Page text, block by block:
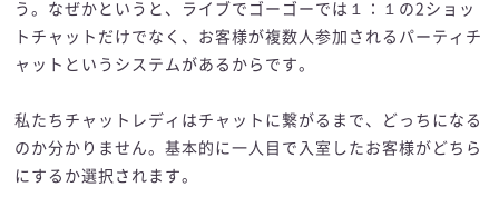
う。なぜかというと、ライブでゴーゴーでは１：１の2ショッ
トチャットだけでなく、お客様が複数人参加されるパーティチ
ャットというシステムがあるからです。
私たちチャットレディはチャットに繋がるまで、どっちになる
のか分かりません。基本的に一人目で入室したお客様がどちら
にするか選択されます。